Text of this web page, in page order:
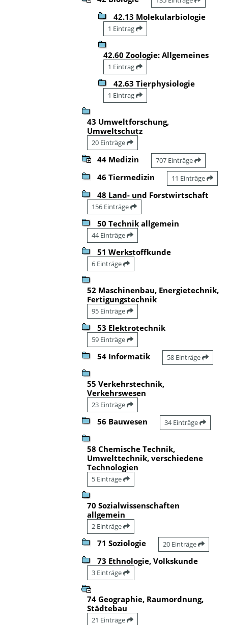
42.13 Molekularbiologie
1 Eintrag
42.60 Zoologie: Allgemeines
1 Eintrag
42.63 Tierphysiologie
1 Eintrag
43 Umweltforschung,
Umweltschutz
20 Einträge
44 Medizin 707 Einträge
46 Tiermedizin 11 Einträge
48 Land- und Forstwirtschaft
156 Einträge
50 Technik allgemein
44 Einträge
51 Werkstoffkunde
6 Einträge
52 Maschinenbau, Energietechnik,
Fertigungstechnik
95 Einträge
53 Elektrotechnik
59 Einträge
54 Informatik 58 Einträge
55 Verkehrstechnik,
Verkehrswesen
23 Einträge
56 Bauwesen 34 Einträge
58 Chemische Technik,
Umwelttechnik, verschiedene
Technologien
5 Einträge
70 Sozialwissenschaften
allgemein
2 Einträge
71 Soziologie 20 Einträge
73 Ethnologie, Volkskunde
3 Einträge
74 Geographie, Raumordnung,
Städtebau
21 Einträge